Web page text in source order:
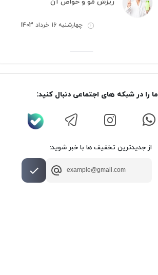
چهارشنبه 16 خرداد 1403
ما را در شبکه های اجتماعی دنبال کنید:
از جدیدترین تخفیف ها با خبر شوید: